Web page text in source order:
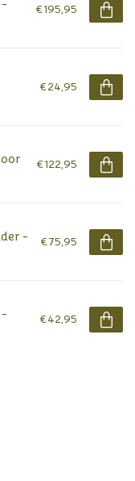
€195,95
€24,95
€122,95
- €75,95
€42,95